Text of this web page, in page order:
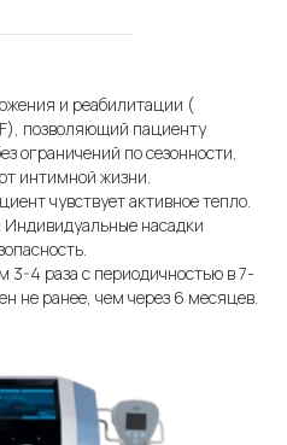
и реабилитации (
позволяющий пациенту
ограничений по сезонности,
интимной жизни.
чувствует активное тепло.
насадки
3-4 раза с периодичностью в 7-
не ранее, чем через 6 месяцев.